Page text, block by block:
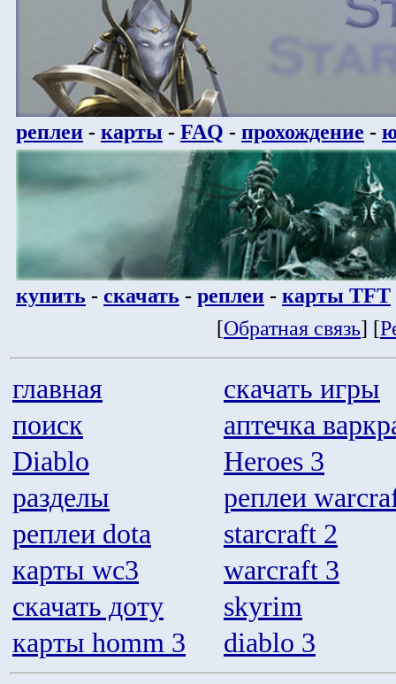
реплеи - карты - FAQ - прохождение -
купить - скачать - реплеи - карты TFT
[Обратная связь] [
главная
скачать игры
поиск
аптечка
Diablo
Heroes 3
разделы
реплеи
реплеи dota
starcraft 2
карты wc3
warcraft 3
скачать доту
skyrim
карты homm 3
diablo 3